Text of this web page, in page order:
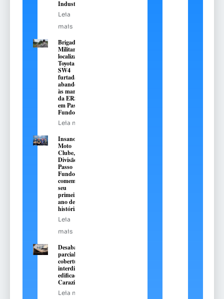
Industrial
Leia
mais
Brigada
Militar
localiza
Toyota Hilux
SW4
furtada e
abandonada
às margens
da ERS-324,
em Passo
Fundo
Leia mais
Insanos
Moto
Clube,
Divisão
Passo
Fundo,
comemora
seu
primeiro
ano de
história
Leia
mais
Desabamento
parcial de
cobertura
interdita
edificação em
Carazinho
Leia mais